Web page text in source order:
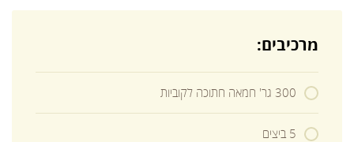
מרכיבים:
300 גר' חמאה חתוכה לקוביות
5 ביצים